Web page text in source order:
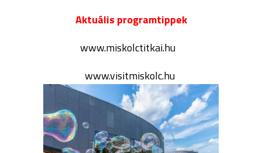
Aktuális programtippek
www.miskolctitkai.hu
www.visitmiskolc.hu